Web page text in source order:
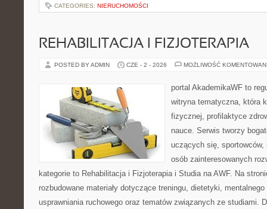
CATEGORIES: NIERUCHOMOŚCI
REHABILITACJA I FIZJOTERAPIA
POSTED BY ADMIN CZE - 2 - 2026 MOŻLIWOŚĆ
portal AkademikaWF to
witryna tematyczna, która
fizycznej, profilaktyce
nauce. Serwis tworzy
uczących się,
osób zainteresowanych
kategorie to Rehabilitacja i Fizjoterapia i Studia na AWF. Na
rozbudowane materiały dotyczące treningu, dietetyki,
usprawniania ruchowego oraz tematów związanych ze studiami.